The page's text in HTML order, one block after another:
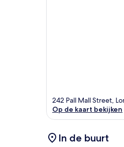
242 Pall Mall Street,
Op de kaart bekijken
In de buurt